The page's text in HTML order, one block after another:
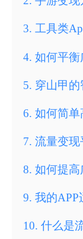
3.工具类
4.如何平衡
5. 穿山甲的
6.如何简单
7.流量变现
8.如何提高
9.我的APP
10.什么是